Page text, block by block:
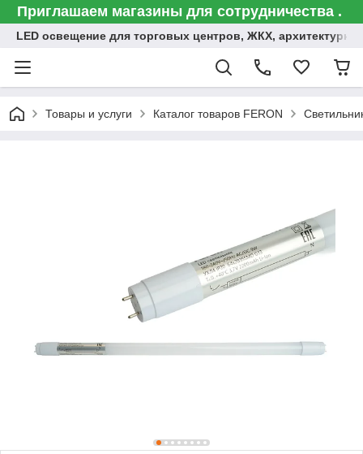
Приглашаем магазины для сотрудничества .
LED освещение для торговых центров, ЖКХ,
Товары и услуги Каталог товаров FERON